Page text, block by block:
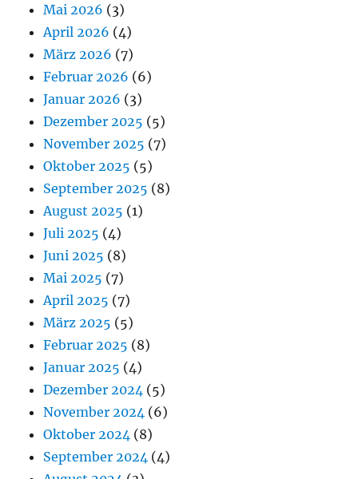
Mai 2026 (3)
April 2026 (4)
März 2026 (7)
Februar 2026 (6)
Januar 2026 (3)
Dezember 2025 (5)
November 2025 (7)
Oktober 2025 (5)
September 2025 (8)
August 2025 (1)
Juli 2025 (4)
Juni 2025 (8)
Mai 2025 (7)
April 2025 (7)
März 2025 (5)
Februar 2025 (8)
Januar 2025 (4)
Dezember 2024 (5)
November 2024 (6)
Oktober 2024 (8)
September 2024 (4)